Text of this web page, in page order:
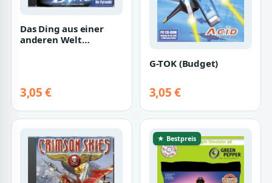
Das Ding aus einer
anderen Welt
3,05 €
G-TOK (Budget)
3,05 €
★ Bestpreis